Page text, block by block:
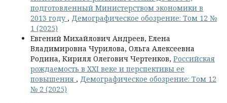
подготовленный Министерством экономики в
2013 году , Демографическое обозрение: Том 12 №
1 (2025)
Евгений Михайлович Андреев, Елена
Владимировна Чурилова, Ольга Алексеевна
Родина, Кирилл Олегович Чертенков, Российская
рождаемость в XXI веке и перспективы ее
повышения , Демографическое обозрение: Том 12
№ 2 (2025)